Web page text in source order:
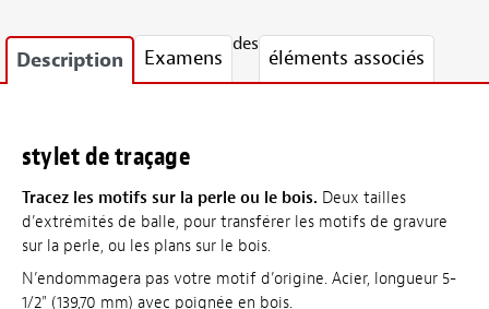
Description Examens
des
éléments associés
stylet de traçage
Tracez les motifs sur la perle ou le bois. Deux tailles
d’extrémités de balle, pour transférer les motifs de gravure
sur la perle, ou les plans sur le bois.
N’endommagera pas votre motif d’origine. Acier, longueur 5-
1/2" (139,70 mm) avec poignée en bois.